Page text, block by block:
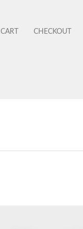
CART CHECKOUT